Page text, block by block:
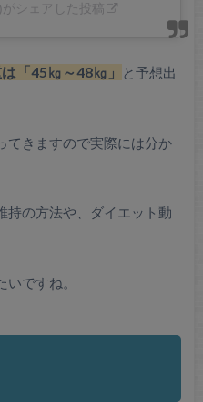
シェアした投稿
「45㎏～48㎏」
と予想出
てきますので実際には分か
持の方法や、ダイエット動
ですね。